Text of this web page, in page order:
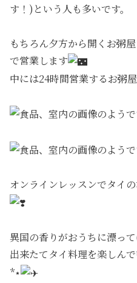
す！)という人も多いです。
もちろん夕方から開くお粥
で営業します
中には24時間営業するお粥屋
オンラインレッスンでタイ
異国の香りがおうちに漂っ
出来たてタイ料理を楽しん
*⋆